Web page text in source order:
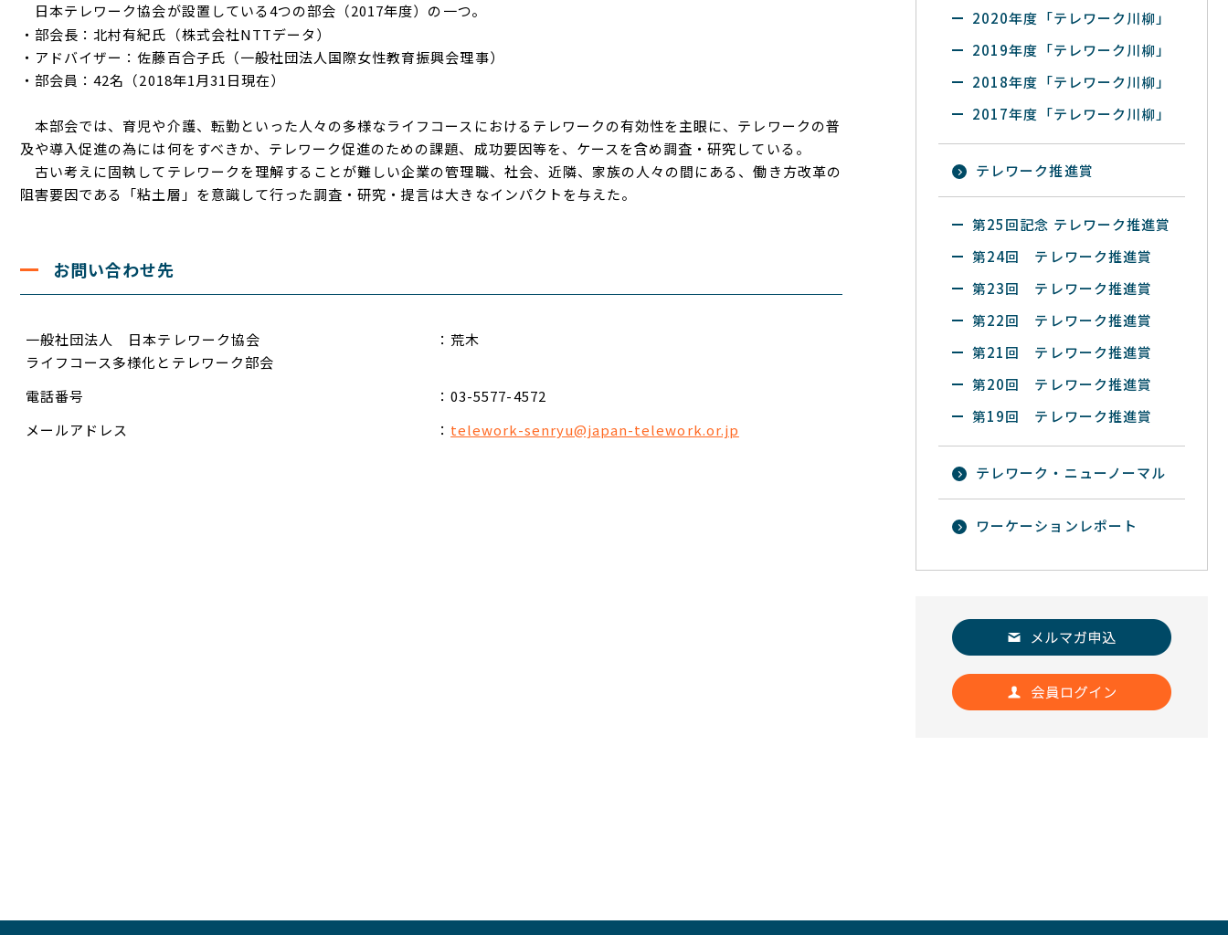
日本テレワーク協会が設置している4つの部会（2017年度）の一つ。
・部会長：北村有紀氏（株式会社NTTデータ）
・アドバイザー：佐藤百合子氏（一般社団法人国際女性教育振興会理事）
・部会員：42名（2018年1月31日現在）
本部会では、育児や介護、転勤といった人々の多様なライフコースにおけるテレワークの有効性を主眼に、テレワークの普
及や導入促進の為には何をすべきか、テレワーク促進のための課題、成功要因等を、ケースを含め調査・研究している。
古い考えに固執してテレワークを理解することが難しい企業の管理職、社会、近隣、家族の人々の間にある、働き方改革の
阻害要因である「粘土層」を意識して行った調査・研究・提言は大きなインパクトを与えた。
お問い合わせ先
一般社団法人 日本テレワーク協会
ライフコース多様化とテレワーク部会
：荒木
電話番号
：03-5577-4572
メールアドレス
： telework-senryu@japan-telework.or.jp
2020年度「テレワーク川柳」
2019年度「テレワーク川柳」
2018年度「テレワーク川柳」
2017年度「テレワーク川柳」
テレワーク推進賞
第25回記念 テレワーク推進賞
第24回 テレワーク推進賞
第23回 テレワーク推進賞
第22回 テレワーク推進賞
第21回 テレワーク推進賞
第20回 テレワーク推進賞
第19回 テレワーク推進賞
テレワーク・ニューノーマル
ワーケーションレポート